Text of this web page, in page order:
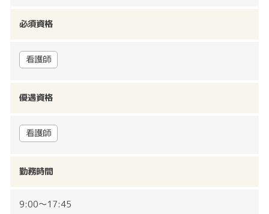
必須資格
看護師
優遇資格
看護師
勤務時間
9:00〜17:45